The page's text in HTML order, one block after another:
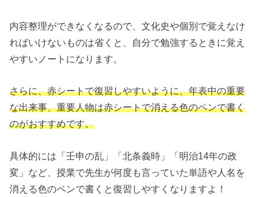
内容整理ができなくなるので、文化史や個別で覚えなけ
ればいけないものは省くと、自分で勉強するときに覚え
やすいノートになります。
さらに、赤シートで復習しやすいように、年表中の重要
な出来事、重要人物は赤シートで消える色のペンで書く
のがおすすめです。
具体的には「壬申の乱」「北条義時」「明治14年の政
変」など、授業で先生が何度も言っていた単語や人名を
消える色のペンで書くと復習しやすくなりますよ！